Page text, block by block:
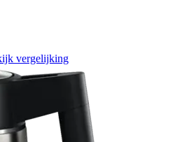
vergelijking